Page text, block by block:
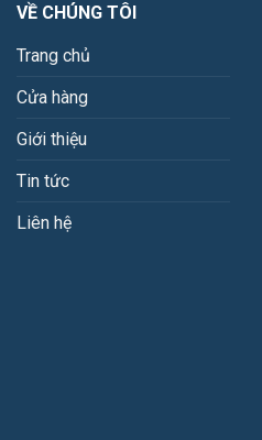
VỀ CHÚNG TÔI
Trang chủ
Cửa hàng
Giới thiệu
Tin tức
Liên hệ